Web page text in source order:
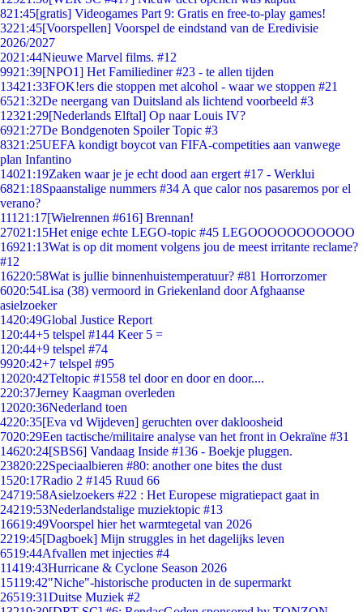
821:45[gratis] Videogames Part 9: Gratis en free-to-play games!
3221:45[Voorspellen] Voorspel de eindstand van de Eredivisie
2026/2027
2021:44Nieuwe Marvel films. #12
9921:39[NPO1] Het Familiediner #23 - te allen tijden
13421:33FOK!ers die stoppen met alcohol - waar we stoppen #21
6521:32De neergang van Duitsland als lichtend voorbeeld #3
12321:29[Nederlands Elftal] Op naar Louis IV?
6921:27De Bondgenoten Spoiler Topic #3
8321:25UEFA kondigt boycot van FIFA-competities aan vanwege
plan Infantino
14021:19Zaken waar je je echt dood aan ergert #17 - Werklui
6821:18Spaanstalige nummers #34 A que calor nos pasaremos por el
verano?
111 21:17[Wielrennen #616] Brennan!
27021:15Het enige echte LEGO-topic #45 LEGOOOOOOOOOOO
16921:13Wat is op dit moment volgens jou de meest irritante reclame?
#12
16220:58Wat is jullie binnenhuistemperatuur? #81 Horrorzomer
6020:54Lisa (38) vermoord in Griekenland door Afghaanse
asielzoeker
1420:49Global Justice Report
1 20:44+5 telspel #144 Keer 5 =
1 20:44+9 telspel #74
9920:42+7 telspel #95
12020:42Teltopic #1558 tel door en door en door....
220:37Jerney Kaagman overleden
12020:36Nederland toen
4220:35[Eva vd Wijdeven] geruchten over dakloosheid
7020:29Een tactische/militaire analyse van het front in Oekraïne #31
14620:24[SBS6] Vandaag Inside #136 - Boekje pluggen.
23820:22Speciaalbieren #80: another one bites the dust
1520:17Radio 2 #145 Ruud 66
24719:58Asielzoekers #22 : Het Europese migratiepact gaat in
24219:53Nederlandstalige muziektopic #13
16619:49Voorspel hier het warmtegetal van 2026
2219:45[Dagboek] Mijn struggles in het dagelijks leven
6519:44Afvallen met injecties #4
11419:43Hurricane & Cyclone Season 2026
15119:42"Niche"-historische producten in de supermarkt
26519:31Duitse Muziek #2